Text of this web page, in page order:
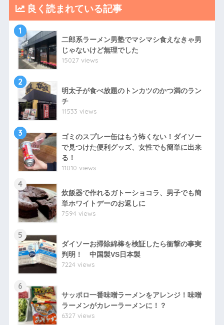
良く読まれている記事
1
二郎系ラーメン男塾でマシマシ食えなきゃ男
じゃないけど無理でした
15027 views
2
明太子が食べ放題のトンカツのかつ満のラン
チ
11533 views
3
ゴミのスプレー缶はもう怖くない！ダイソー
で見つけた便利グッズ、女性でも簡単に出来
る！
11010 views
4
炊飯器で作れるガトーショコラ、男子でも簡
単ホワイトデーのお返しに
7594 views
5
ダイソーお掃除綿棒を検証したら衝撃の事実
判明！ 中国製VS日本製
7224 views
6
サッポロ一番味噌ラーメンをアレンジ！味噌
ラーメンがカレーラーメンに！？
6327 views